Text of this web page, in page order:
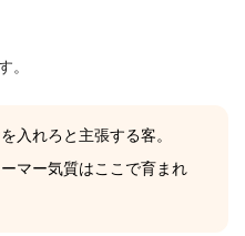
。
入れろと主張する客。
マー気質はここで育まれ